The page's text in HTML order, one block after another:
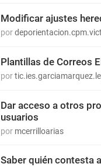
Modificar ajustes
por
Plantillas de Correos
por
Dar acceso a otros
usuarios
por mcerrilloarias
Saber quién contesta